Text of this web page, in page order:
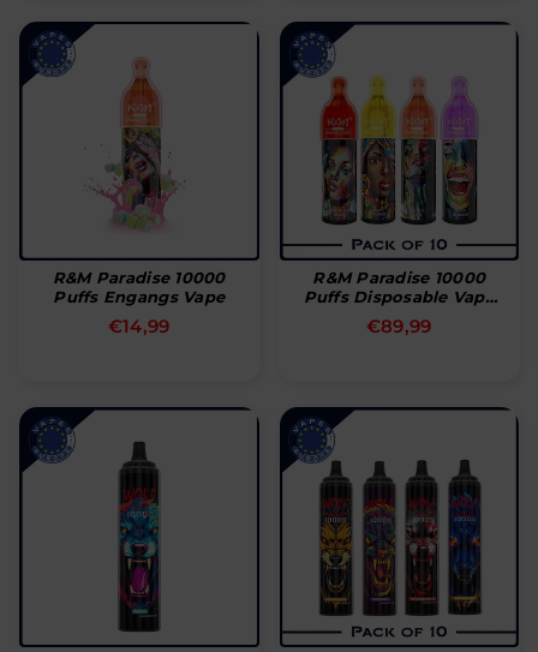
R&M Paradise 10000
Puffs Engangs Vape
Normal
€14,99
R&M Paradise 10000
Puffs Disposable Vape
(æske Med 10 Stk)
Normal
€89,99